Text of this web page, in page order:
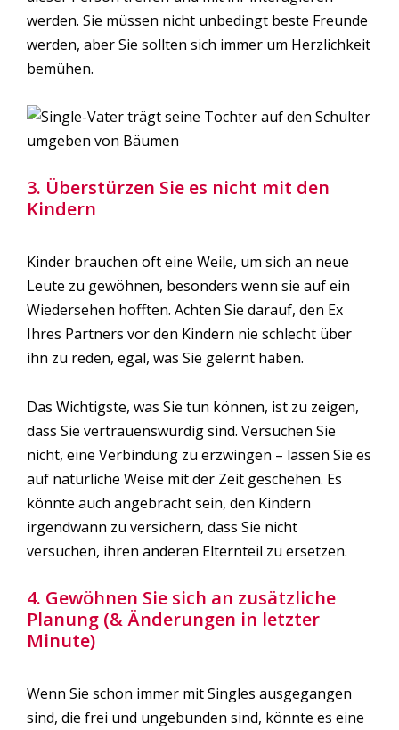
werden. Sie müssen nicht unbedingt beste Freunde
werden, aber Sie sollten sich immer um Herzlichkeit
bemühen.
3. Überstürzen Sie es nicht mit den
Kindern
Kinder brauchen oft eine Weile, um sich an neue
Leute zu gewöhnen, besonders wenn sie auf ein
Wiedersehen hofften. Achten Sie darauf, den Ex
Ihres Partners vor den Kindern nie schlecht über
ihn zu reden, egal, was Sie gelernt haben.
Das Wichtigste, was Sie tun können, ist zu zeigen,
dass Sie vertrauenswürdig sind. Versuchen Sie
nicht, eine Verbindung zu erzwingen – lassen Sie es
auf natürliche Weise mit der Zeit geschehen. Es
könnte auch angebracht sein, den Kindern
irgendwann zu versichern, dass Sie nicht
versuchen, ihren anderen Elternteil zu ersetzen.
4. Gewöhnen Sie sich an zusätzliche
Planung (& Änderungen in letzter
Minute)
Wenn Sie schon immer mit Singles ausgegangen
sind, die frei und ungebunden sind, könnte es eine